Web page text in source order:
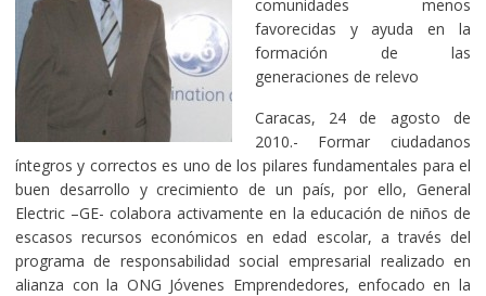
comunidades menos
favorecidas y ayuda en la
formación de las
generaciones de relevo
Caracas, 24 de agosto de
2010.- Formar ciudadanos
íntegros y correctos es uno de los pilares fundamentales para el
buen desarrollo y crecimiento de un país, por ello, General
Electric –GE- colabora activamente en la educación de niños de
escasos recursos económicos en edad escolar, a través del
programa de responsabilidad social empresarial realizado en
alianza con la ONG Jóvenes Emprendedores, enfocado en la